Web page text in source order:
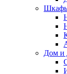
Дом и